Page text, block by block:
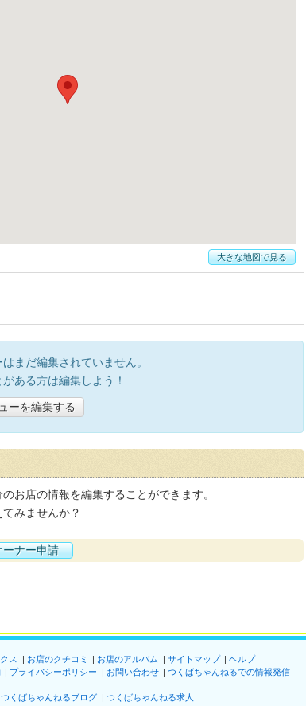
大きな地図で見る
まだ編集されていません。
ある方は編集しよう！
ーを編集する
お店の情報を編集することができます。
みませんか？
ーナー申請
ス お店のクチコミ お店のアルバム サイトマップ
ヘルプ
プライバシーポリシー お問い合わせ つくばちゃんねるでの情報発信
つくばちゃんねるブログ
つくばちゃんねる求人